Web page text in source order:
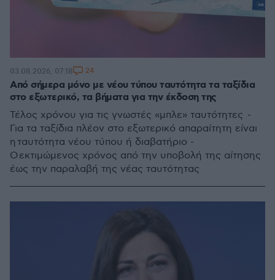
Από σήμερα μόνο με νέου τύπου ταυτότητα τα ταξίδια
στο εξωτερικό, τα βήματα για την έκδοση της
Τέλος χρόνου για τις γνωστές «μπλε» ταυτότητες -
Για τα ταξίδια πλέον στο εξωτερικό απαραίτητη είναι
η ταυτότητα νέου τύπου ή διαβατήριο -
Ο εκτιμώμενος χρόνος από την υποβολή της αίτησης
έως την παραλαβή της νέας ταυτότητας
03.08.2026, 07:18 24